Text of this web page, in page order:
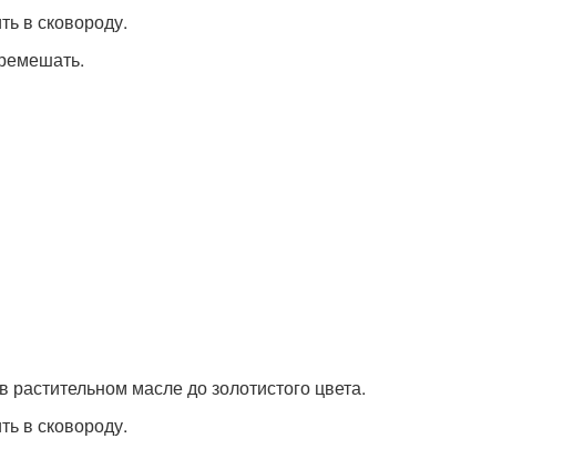
в сковороду.
масле до золотистого цвета.
в сковороду.